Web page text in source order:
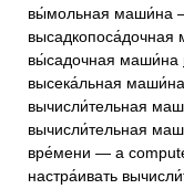
вы́мольная маши́на
вы́садочная маши́на
высека́льная маши́на
вычисли́тельная
вычисли́тельная
вре́мени — a
настра́ивать